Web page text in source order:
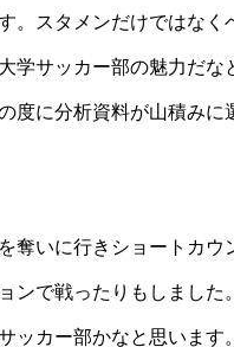
。 スタメンだけではなく
学サッカー部の魅力だな
度に分析資料が山積みに
奪いに行きショートカウ
ンで戦ったりもしました
ッカー部かなと思います